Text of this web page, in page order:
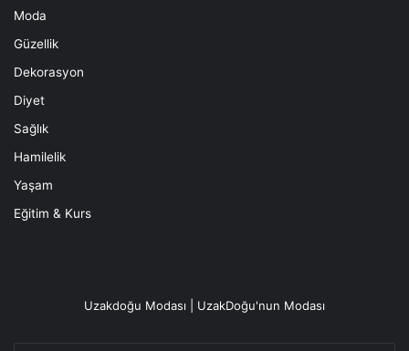
Moda
Güzellik
Dekorasyon
Diyet
Sağlık
Hamilelik
Yaşam
Eğitim & Kurs
Uzakdoğu Modası | UzakDoğu'nun Modası